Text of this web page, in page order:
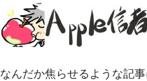
なんだか焦らせるような記